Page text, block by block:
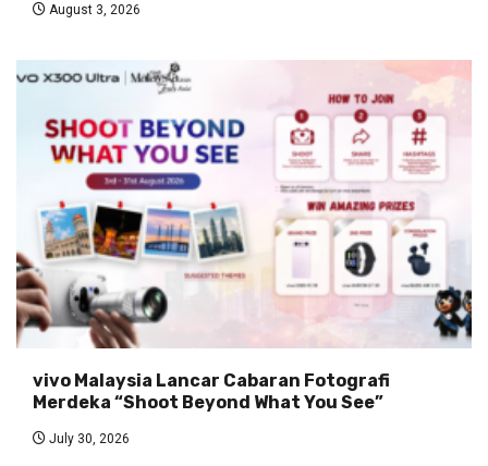
August 3, 2026
vivo Malaysia Lancar Cabaran Fotografi
Merdeka “Shoot Beyond What You See”
July 30, 2026